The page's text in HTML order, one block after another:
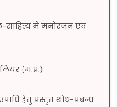
साहित्य में मनोरंजन एवं
(म.प्र.)
हेतु प्रस्तुत शोध-प्रबन्ध